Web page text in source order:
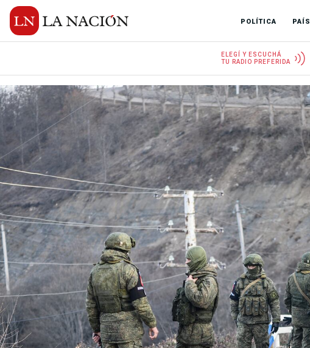
POLÍTICA PAÍS
ELEGÍ Y ESCUCHÁ
TU RADIO PREFERIDA